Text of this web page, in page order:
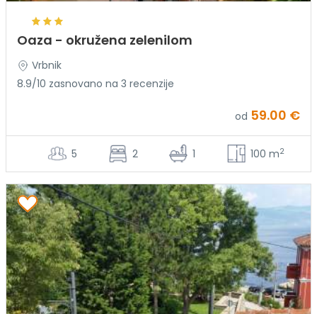
Oaza - okružena zelenilom
Vrbnik
8.9/10 zasnovano na 3 recenzije
od 59.00 €
5 2 1 100 m2